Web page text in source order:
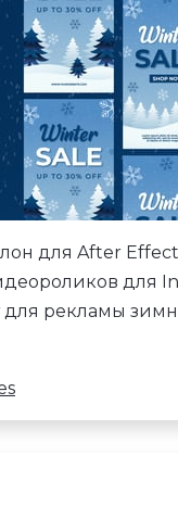
для After
для
для рекламы